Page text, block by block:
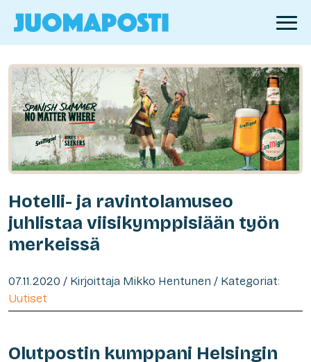
Hotelli- ja ravintolamuseo
juhlistaa viisikymppisiään työn
merkeissä
07.11.2020 / Kirjoittaja Mikko Hentunen / Kategoriat:
Uutiset
Olutpostin kumppani Helsingin